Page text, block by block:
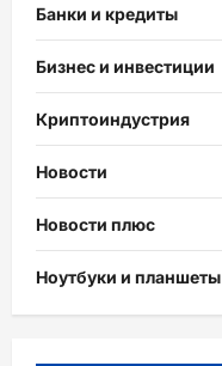
Банки и кредиты
Бизнес и инвестиции
Криптоиндустрия
Новости
Новости плюс
Ноутбуки и планшеты